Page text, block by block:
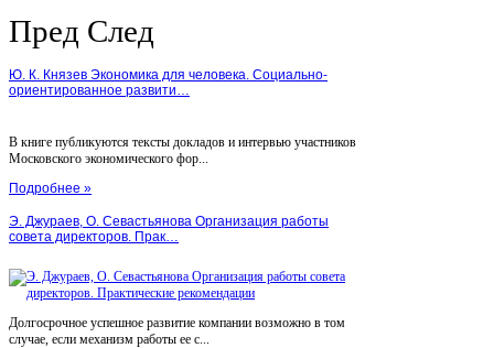
Пред След
Ю. К. Князев Экономика для человека. Социально-
ориентированное развити…
В книге публикуются тексты докладов и интервью участников
Московского экономического фор...
Подробнее »
Э. Джураев, О. Севастьянова Организация работы
совета директоров. Прак…
Долгосрочное успешное развитие компании возможно в том
случае, если механизм работы ее с...